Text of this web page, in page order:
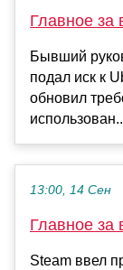
Главное за
Бывший
подал иск к
обновил
13:00, 14 Сен
Главное за
Steam ввел